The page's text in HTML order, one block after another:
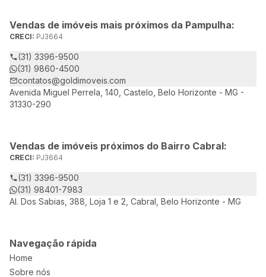
Vendas de imóveis mais próximos da Pampulha:
CRECI: PJ3664
(31) 3396-9500
(31) 9860-4500
contatos@goldimoveis.com
Avenida Miguel Perrela, 140, Castelo, Belo Horizonte - MG -
31330-290
Vendas de imóveis próximos do Bairro Cabral:
CRECI: PJ3664
(31) 3396-9500
(31) 98401-7983
Al. Dos Sabias, 388, Loja 1 e 2, Cabral, Belo Horizonte - MG
Navegação rápida
Home
Sobre nós